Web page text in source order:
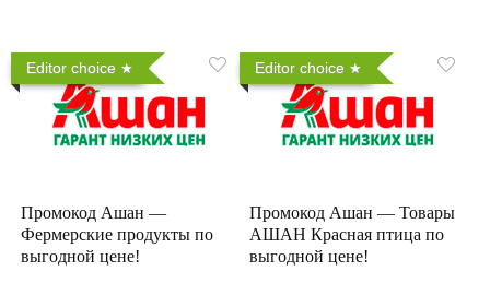
Editor choice
Промокод Ашан —
Фермерские продукты по
выгодной цене!
Editor choice
Промокод Ашан — Товары
АШАН Красная птица по
выгодной цене!